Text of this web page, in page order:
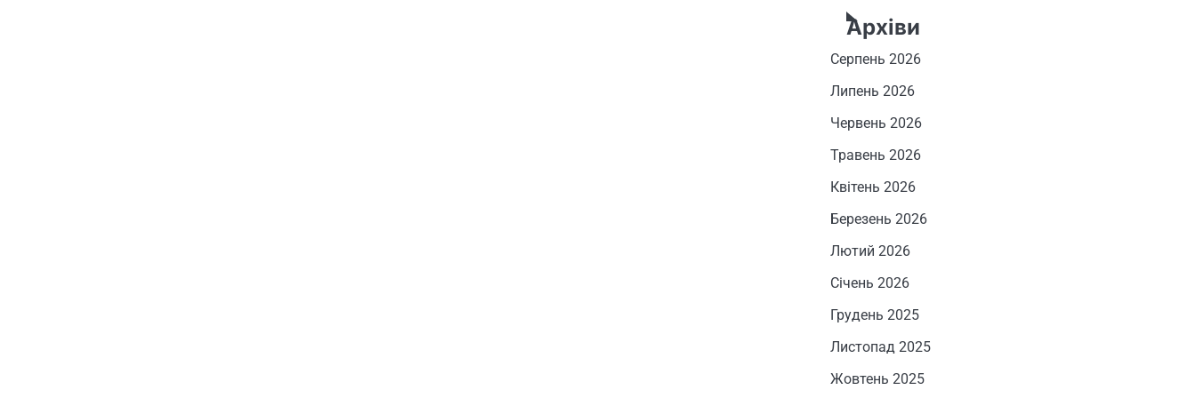
Архіви
Серпень 2026
Липень 2026
Червень 2026
Травень 2026
Квітень 2026
Березень 2026
Лютий 2026
Січень 2026
Грудень 2025
Листопад 2025
Жовтень 2025